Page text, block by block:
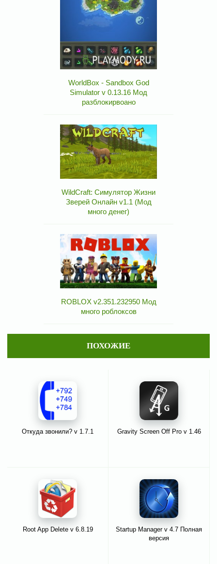
WorldBox - Sandbox God
Simulator v 0.13.16 Мод
разблокирвоано
WildCraft: Симулятор Жизни
Зверей Онлайн v1.1 (Мод
много денег)
ROBLOX v2.351.232950 Мод
много роблоксов
ПОХОЖИЕ
Откуда звонили? v 1.7.1 Gravity Screen Off Pro v 1.46
Root App Delete v 6.8.19
Startup Manager v 4.7 Полная
версия